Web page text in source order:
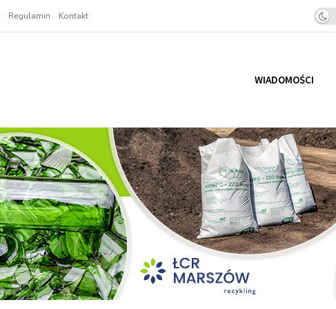
Regulamin Kontakt
WIADOMOŚCI